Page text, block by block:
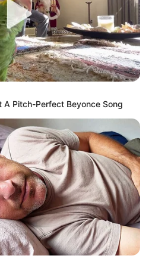
A Pitch-Perfect Beyonce Song